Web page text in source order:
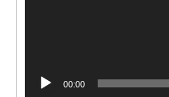
00:00